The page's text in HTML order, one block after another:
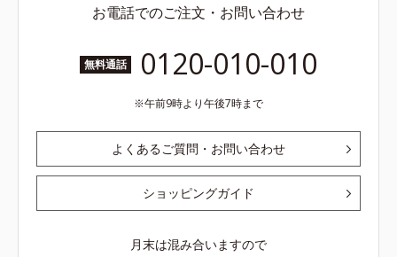
お電話でのご注文・お問い合わせ
無料通話 0120-010-010
午前9時より午後7時まで
よくあるご質問・お問い合わせ
ショッピングガイド
月末は混み合いますので